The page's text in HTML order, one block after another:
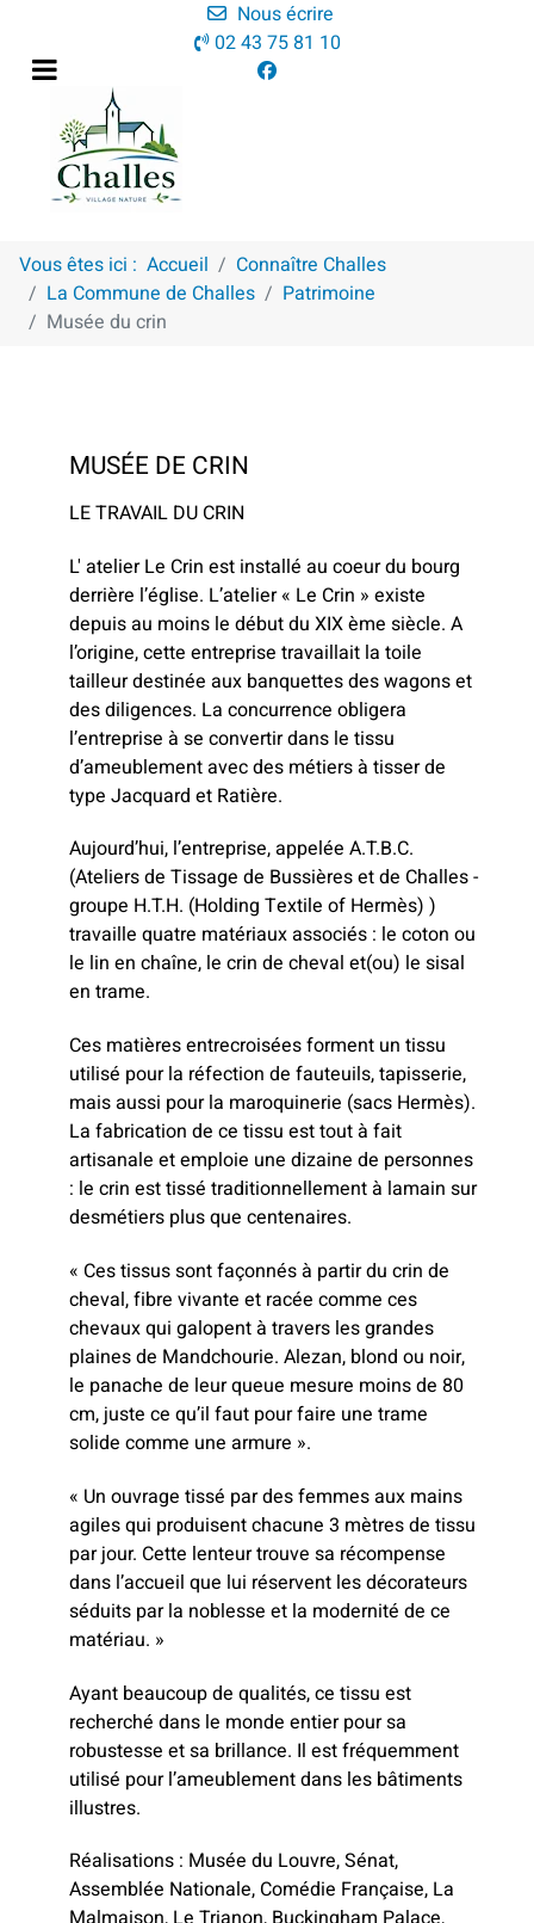
Nous écrire
02 43 75 81 10
Vous êtes ici : Accueil
Connaître Challes
La Commune de Challes
Patrimoine
Musée du crin
MUSÉE DE CRIN
LE TRAVAIL DU CRIN
L' atelier Le Crin est installé au coeur du bourg
derrière l’église. L’atelier « Le Crin » existe
depuis au moins le début du XIX ème siècle. A
l’origine, cette entreprise travaillait la toile
tailleur destinée aux banquettes des wagons et
des diligences. La concurrence obligera
l’entreprise à se convertir dans le tissu
d’ameublement avec des métiers à tisser de
type Jacquard et Ratière.
Aujourd’hui, l’entreprise, appelée A.T.B.C.
(Ateliers de Tissage de Bussières et de Challes -
groupe H.T.H. (Holding Textile of Hermès) )
travaille quatre matériaux associés : le coton ou
le lin en chaîne, le crin de cheval et(ou) le sisal
en trame.
Ces matières entrecroisées forment un tissu
utilisé pour la réfection de fauteuils, tapisserie,
mais aussi pour la maroquinerie (sacs Hermès).
La fabrication de ce tissu est tout à fait
artisanale et emploie une dizaine de personnes
: le crin est tissé traditionnellement à lamain sur
desmétiers plus que centenaires.
« Ces tissus sont façonnés à partir du crin de
cheval, fibre vivante et racée comme ces
chevaux qui galopent à travers les grandes
plaines de Mandchourie. Alezan, blond ou noir,
le panache de leur queue mesure moins de 80
cm, juste ce qu’il faut pour faire une trame
solide comme une armure ».
« Un ouvrage tissé par des femmes aux mains
agiles qui produisent chacune 3 mètres de tissu
par jour. Cette lenteur trouve sa récompense
dans l’accueil que lui réservent les décorateurs
séduits par la noblesse et la modernité de ce
matériau. »
Ayant beaucoup de qualités, ce tissu est
recherché dans le monde entier pour sa
robustesse et sa brillance. Il est fréquemment
utilisé pour l’ameublement dans les bâtiments
illustres.
Réalisations : Musée du Louvre, Sénat,
Assemblée Nationale, Comédie Française, La